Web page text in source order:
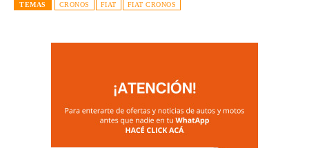
TEMAS CRONOS FIAT FIAT CRONOS